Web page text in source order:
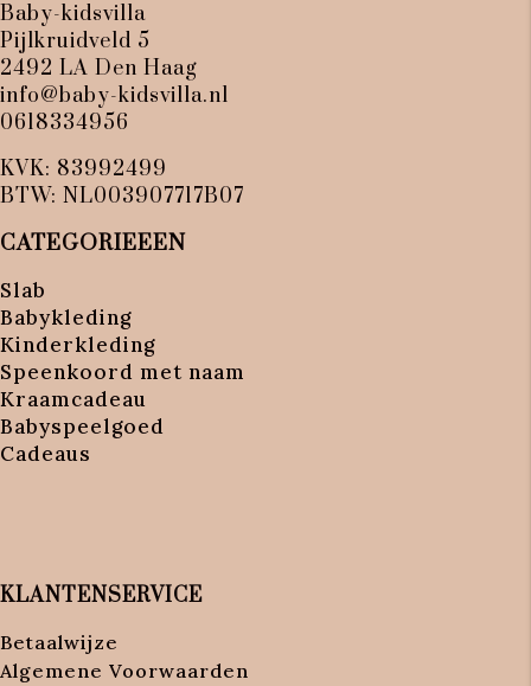
Baby-kidsvilla
Pijlkruidveld 5
2492 LA Den Haag
info@baby-kidsvilla.nl
0618334956
KVK: 83992499
BTW: NL003907717B07
CATEGORIEEEN
Slab
Babykleding
Kinderkleding
Speenkoord met naam
Kraamcadeau
Babyspeelgoed
Cadeaus
KLANTENSERVICE
Betaalwijze
Algemene Voorwaarden